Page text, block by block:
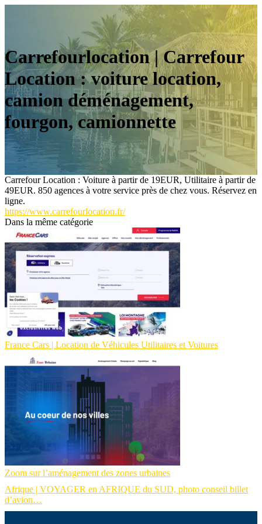
Carrefourlocation | Carrefour
Location : voiture location,
camion déménage­ment,
fourgon, camionnette
Carrefour Location : Voiture à partir de 19EUR, Utilitaire à partir de
49EUR. 850 agences à votre service près de chez vous. Réservez en
ligne.
https://www.carrefourlocation.fr/
Dans la même catégorie
France Cars | Location de Véhicules Utilitaires et Voitures
Zoom sur l’aménagement des zones urbaines
Afrique | VOYAGER en AFRIQUE du SUD, photo conseil billet
d’avion…